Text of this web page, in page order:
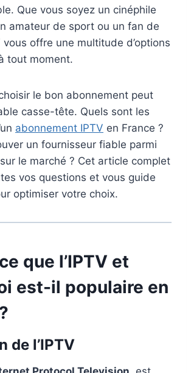
Que vous soyez un cinéphile
amateur de sport ou un fan de
vous offre une multitude d’options
tout moment.
le bon abonnement peut
casse-tête. Quels sont les
abonnement IPTV en France ?
un fournisseur fiable parmi
le marché ? Cet article complet
vos questions et vous guide
optimiser votre choix.
que l’IPTV et
est-il populaire en
de l’IPTV